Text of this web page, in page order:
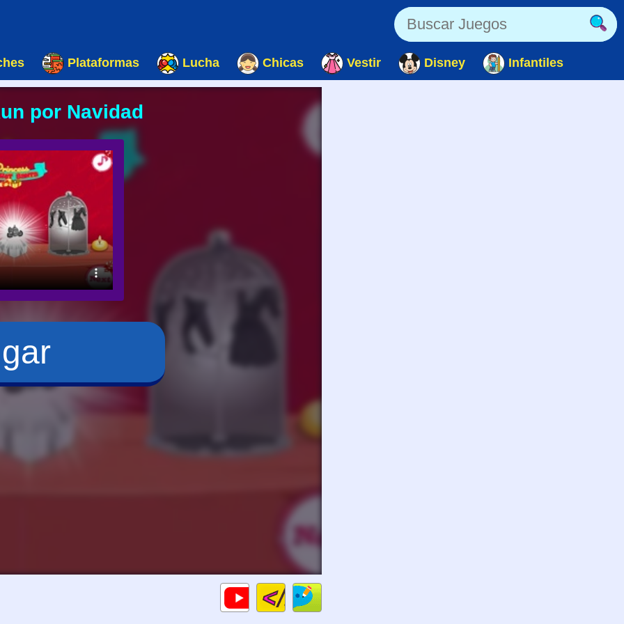
Plataformas Lucha Chicas Vestir Disney Infantiles
por Navidad
Code
HTML
Gameplays